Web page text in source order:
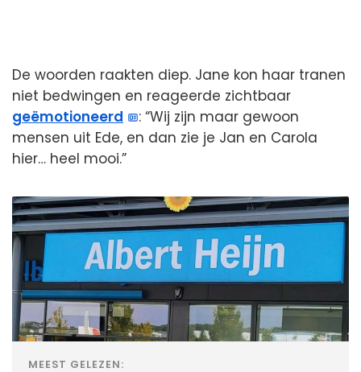
De woorden raakten diep. Jane kon haar tranen
niet bedwingen en reageerde zichtbaar
geëmotioneerd
: “Wij zijn maar gewoon
mensen uit Ede, en dan zie je Jan en Carola
hier… heel mooi.”
MEEST GELEZEN: